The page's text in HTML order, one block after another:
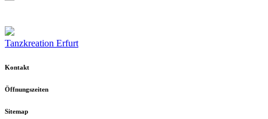
Tanzkreation Erfurt
Kontakt
Öffnungszeiten
Sitemap